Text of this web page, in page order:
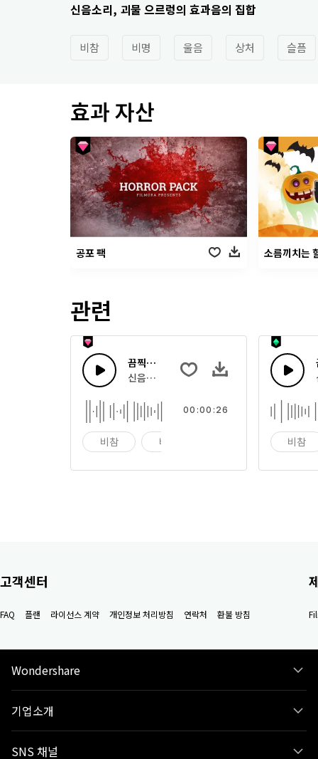
신음소리, 괴물 으르렁의 효과음의 집합
비참 비명 울음 상처 슬픔
효과 자산
공포 팩 소름끼치는
관련
끔찍한 느낌 21
신음소리, 괴물 으르렁의 효과음의 집합
비참 비명
00:00:26
비참
고객센터
FAQ 플랜 라이선스 계약 개인정보 처리방침 연락처 환불 방침
Wondershare
기업소개
SNS 채널